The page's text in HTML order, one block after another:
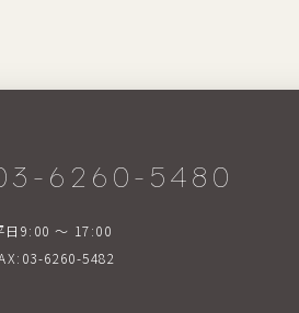
6260-5480
日9:00 〜 17:00
6260-5482